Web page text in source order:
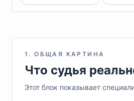
1. ОБЩАЯ КАРТИНА
Что судья
Этот блок показывает